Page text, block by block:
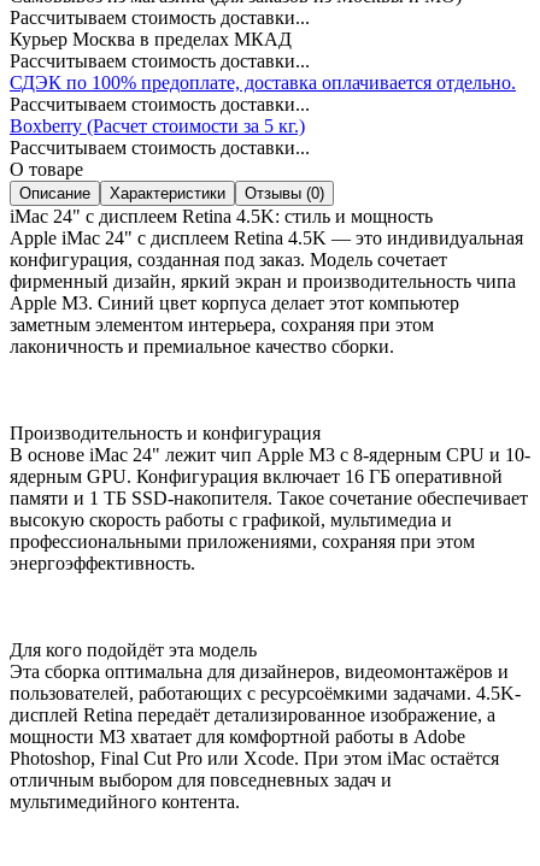
Рассчитываем стоимость доставки...
Курьер Москва в пределах МКАД
Рассчитываем стоимость доставки...
СДЭК по 100% предоплате, доставка оплачивается отдельно.
Рассчитываем стоимость доставки...
Boxberry (Расчет стоимости за 5 кг.)
Рассчитываем стоимость доставки...
О товаре
Описание Характеристики Отзывы (0)
iMac 24" с дисплеем Retina 4.5K: стиль и мощность
Apple iMac 24" с дисплеем Retina 4.5K — это индивидуальная
конфигурация, созданная под заказ. Модель сочетает
фирменный дизайн, яркий экран и производительность чипа
Apple M3. Синий цвет корпуса делает этот компьютер
заметным элементом интерьера, сохраняя при этом
лаконичность и премиальное качество сборки.
Производительность и конфигурация
В основе iMac 24" лежит чип Apple M3 с 8-ядерным CPU и 10-
ядерным GPU. Конфигурация включает 16 ГБ оперативной
памяти и 1 ТБ SSD-накопителя. Такое сочетание обеспечивает
высокую скорость работы с графикой, мультимедиа и
профессиональными приложениями, сохраняя при этом
энергоэффективность.
Для кого подойдёт эта модель
Эта сборка оптимальна для дизайнеров, видеомонтажёров и
пользователей, работающих с ресурсоёмкими задачами. 4.5K-
дисплей Retina передаёт детализированное изображение, а
мощности M3 хватает для комфортной работы в Adobe
Photoshop, Final Cut Pro или Xcode. При этом iMac остаётся
отличным выбором для повседневных задач и
мультимедийного контента.